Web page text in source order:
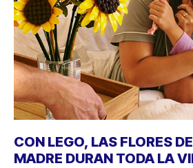
CON LEGO, LAS FLORES
MADRE DURAN TODA LA